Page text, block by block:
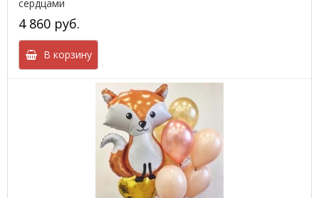
сердцами
4 860 руб.
В корзину